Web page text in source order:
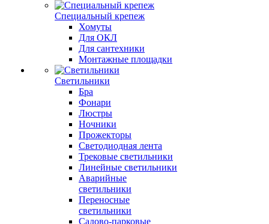
Специальный крепеж
Хомуты
Для ОКЛ
Для сантехники
Монтажные площадки
Светильники
Бра
Фонари
Люстры
Ночники
Прожекторы
Светодиодная лента
Трековые светильники
Линейные светильники
Аварийные
светильники
Переносные
светильники
Садово-парковые